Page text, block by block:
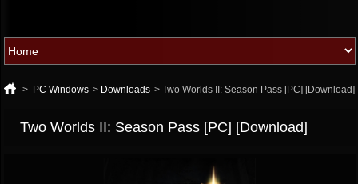
> PC Windows > Downloads > Two Worlds II: Season Pass [PC] [Download]
Two Worlds II: Season Pass [PC] [Download]